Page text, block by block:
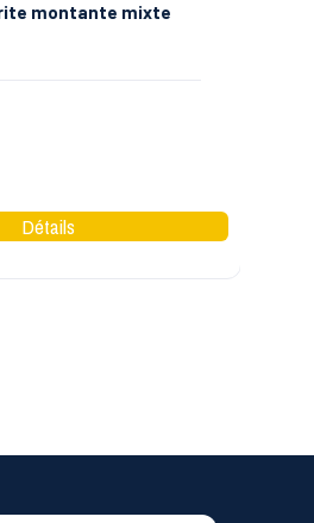
montante mixte